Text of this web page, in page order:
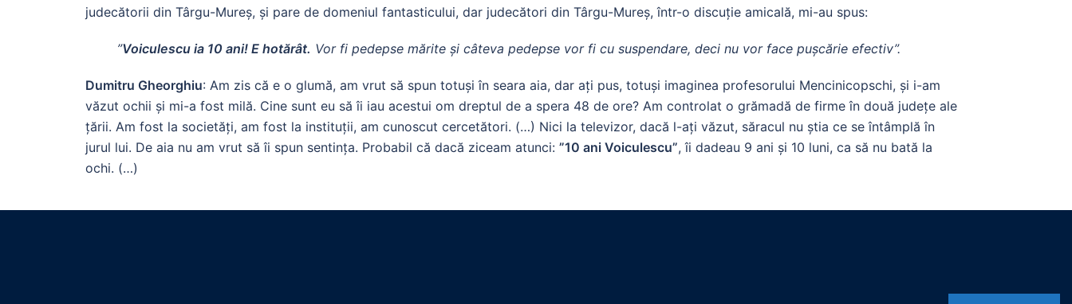
judecătorii din Târgu-Mureș, și pare de domeniul fantasticului, dar judecători din Târgu-Mureș, într-o discuție amicală, mi-au spus:
”Voiculescu ia 10 ani! E hotărât. Vor fi pedepse mărite și câteva pedepse vor fi cu suspendare, deci nu vor face pușcărie efectiv”.
Dumitru Gheorghiu: Am zis că e o glumă, am vrut să spun totuși în seara aia, dar ați pus, totuși imaginea profesorului Mencinicopschi, și i-am
văzut ochii și mi-a fost milă. Cine sunt eu să îi iau acestui om dreptul de a spera 48 de ore? Am controlat o grămadă de firme în două județe ale
țării. Am fost la societăți, am fost la instituții, am cunoscut cercetători. (…) Nici la televizor, dacă l-ați văzut, săracul nu știa ce se întâmplă în
jurul lui. De aia nu am vrut să îi spun sentința. Probabil că dacă ziceam atunci: ”10 ani Voiculescu”, îi dadeau 9 ani și 10 luni, ca să nu bată la
ochi. (…)